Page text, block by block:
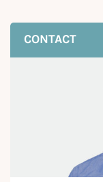
CONTACT